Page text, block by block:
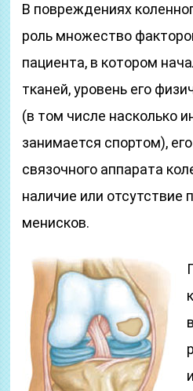
В повреждениях
роль множество
пациента, в котором
тканей, уровень его
(в том числе насколько
занимается спортом),
связочного аппарата
наличие или отсутствие
менисков.